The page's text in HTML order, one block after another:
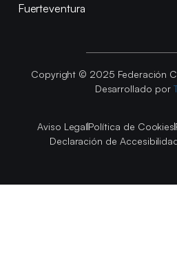
Fuerteventura
Copyright © 2025 Federación
Desarrollado por
Aviso LegalPolítica de Cookies
Declaración de